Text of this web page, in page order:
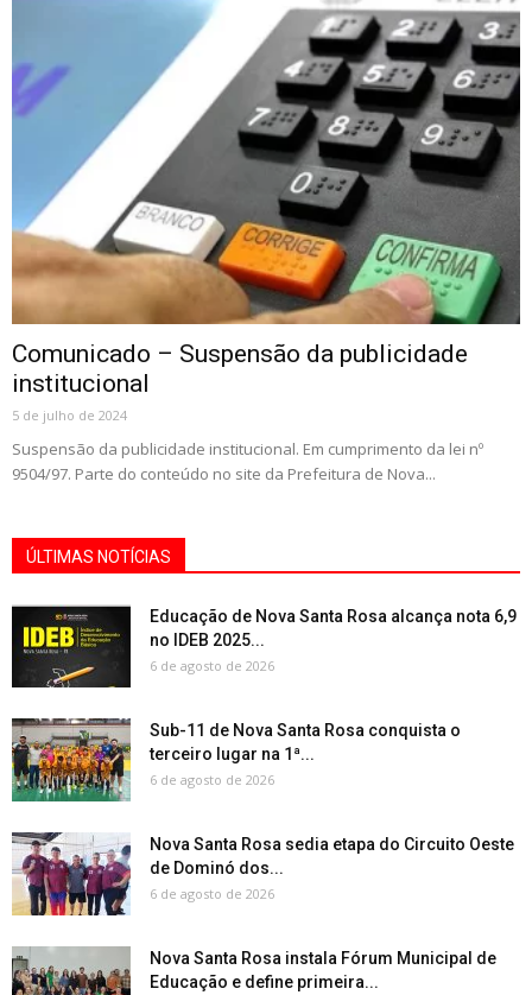
Comunicado – Suspensão da publicidade
institucional
5 de julho de 2024
Suspensão da publicidade institucional. Em cumprimento da lei nº
9504/97. Parte do conteúdo no site da Prefeitura de Nova...
ÚLTIMAS NOTÍCIAS
Educação de Nova Santa Rosa alcança nota 6,9
no IDEB 2025...
6 de agosto de 2026
Sub-11 de Nova Santa Rosa conquista o
terceiro lugar na 1ª...
6 de agosto de 2026
Nova Santa Rosa sedia etapa do Circuito Oeste
de Dominó dos...
6 de agosto de 2026
Nova Santa Rosa instala Fórum Municipal de
Educação e define primeira...